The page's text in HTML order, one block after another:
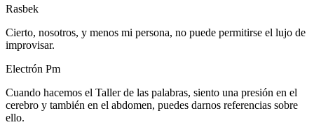
Rasbek
Cierto, nosotros, y menos mi persona, no puede permitirse el lujo de
improvisar.
Electrón Pm
Cuando hacemos el Taller de las palabras, siento una presión en el
cerebro y también en el abdomen, puedes darnos referencias sobre
ello.